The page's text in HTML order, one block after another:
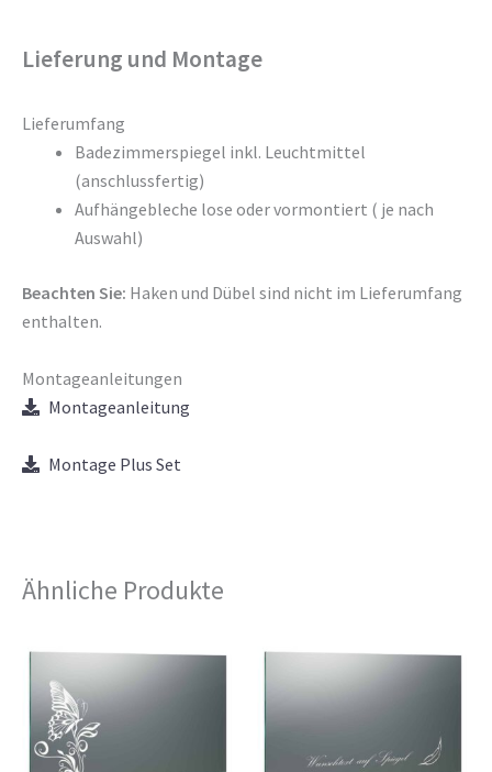
Lieferung und Montage
Lieferumfang
Badezimmerspiegel inkl. Leuchtmittel
(anschlussfertig)
Aufhängebleche lose oder vormontiert ( je nach
Auswahl)
Beachten Sie: Haken und Dübel sind nicht im Lieferumfang
enthalten.
Montageanleitungen
Montageanleitung
Montage Plus Set
Ähnliche Produkte